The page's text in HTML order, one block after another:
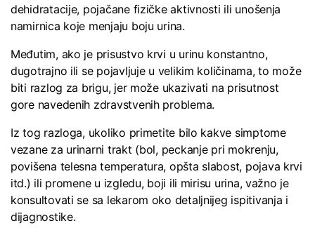
dehidratacije, pojačane fizičke aktivnosti ili unošenja
namirnica koje menjaju boju urina.
Međutim, ako je prisustvo krvi u urinu konstantno,
dugotrajno ili se pojavljuje u velikim količinama, to može
biti razlog za brigu, jer može ukazivati na prisutnost
gore navedenih zdravstvenih problema.
Iz tog razloga, ukoliko primetite bilo kakve simptome
vezane za urinarni trakt (bol, peckanje pri mokrenju,
povišena telesna temperatura, opšta slabost, pojava krvi
itd.) ili promene u izgledu, boji ili mirisu urina, važno je
konsultovati se sa lekarom oko detaljnijeg ispitivanja i
dijagnostike.